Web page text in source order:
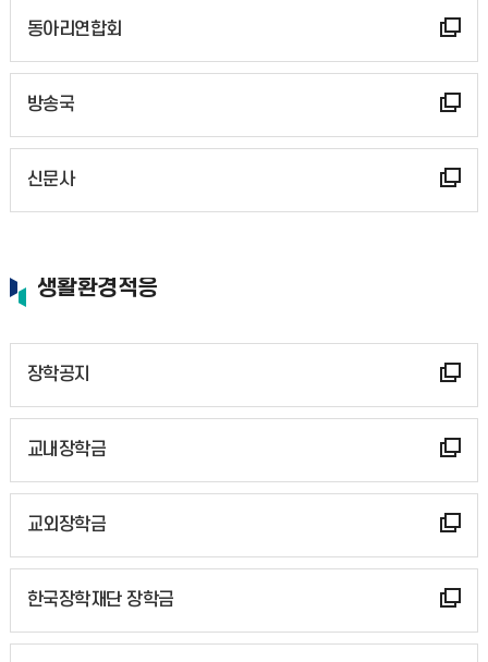
동아리연합회
방송국
신문사
생활환경적응
장학공지
교내장학금
교외장학금
한국장학재단 장학금